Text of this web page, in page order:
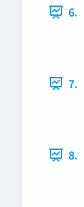
6.
7.
8.